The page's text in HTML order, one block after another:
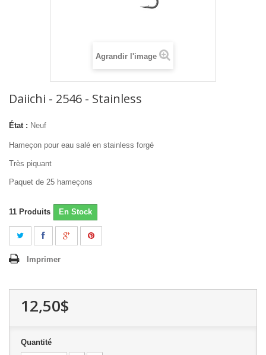
Agrandir l'image
Daiichi - 2546 - Stainless
État : Neuf
Hameçon pour eau salé en stainless forgé
Très piquant
Paquet de 25 hameçons
11 Produits En Stock
Imprimer
12,50$
Quantité